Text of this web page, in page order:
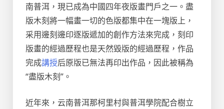
南普洱，現已成為中國四年夜版畫門戶之一。盡
版木刻將一幅畫一切的色版都集中在一塊版上，
采用邊刻邊印逐版遞加的創作方法來完成，刻印
版畫的經過歷程也是天然毀版的經過歷程，作品
完成講授后原版已無法再印出作品，因此被稱為
“盡版木刻”。
近年來，云南普洱那柯里村與普洱學院配合樹立